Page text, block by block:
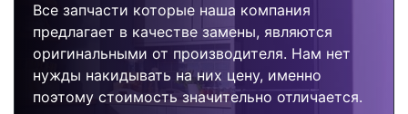
Все запчасти которые наша компания
предлагает в качестве замены, являются
оригинальными от производителя. Нам нет
нужды накидывать на них цену, именно
поэтому стоимость значительно отличается.